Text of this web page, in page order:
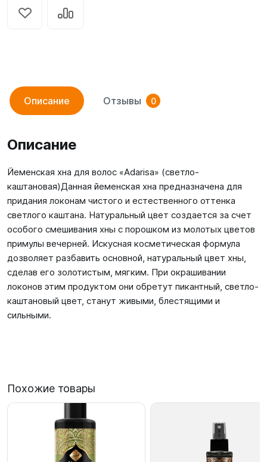
Описание Отзывы 0
Описание
Йеменская хна для волос «Adarisa» (светло-
каштановая)Данная йеменская хна предназначена для
придания локонам чистого и естественного оттенка
светлого каштана. Натуральный цвет создается за счет
особого смешивания хны с порошком из молотых цветов
примулы вечерней. Искусная косметическая формула
дозволяет разбавить основной, натуральный цвет хны,
сделав его золотистым, мягким. При окрашивании
локонов этим продуктом они обретут пикантный, светло-
каштановый цвет, станут живыми, блестящими и
сильными.
Похожие товары